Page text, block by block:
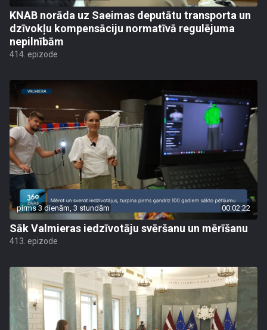
KNAB norāda uz Saeimas deputātu transporta un
dzīvokļu kompensāciju normatīvā regulējuma
nepilnībām
414. epizode
pirms 3 dienām, 3 stundām 00:02:22
Sāk Valmieras iedzīvotāju svēršanu un mērīšanu
413. epizode